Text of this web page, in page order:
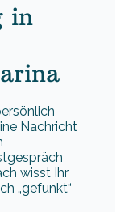
in
Nachricht
wisst Ihr
„gefunkt“